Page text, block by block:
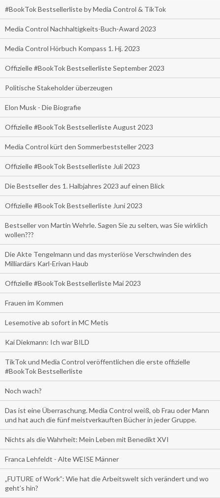
#BookTok Bestsellerliste by Media Control & TikTok
Media Control Nachhaltigkeits-Buch-Award 2023
Media Control Hörbuch Kompass 1. Hj. 2023
Offizielle #BookTok Bestsellerliste September 2023
Politische Stakeholder überzeugen
Elon Musk - Die Biografie
Offizielle #BookTok Bestsellerliste August 2023
Media Control kürt den Sommerbeststeller 2023
Offizielle #BookTok Bestsellerliste Juli 2023
Die Bestseller des 1. Halbjahres 2023 auf einen Blick
Offizielle #BookTok Bestsellerliste Juni 2023
Bestseller von Martin Wehrle. Sagen Sie zu selten, was Sie wirklich
wollen???
Die Akte Tengelmann und das mysteriöse Verschwinden des
Milliardärs Karl-Erivan Haub
Offizielle #BookTok Bestsellerliste Mai 2023
Frauen im Kommen
Lesemotive ab sofort in MC Metis
Kai Diekmann: Ich war BILD
TikTok und Media Control veröffentlichen die erste offizielle
#BookTok Bestsellerliste
Noch wach?
Das ist eine Überraschung. Media Control weiß, ob Frau oder Mann
und hat auch die fünf meistverkauften Bücher in jeder Gruppe.
Nichts als die Wahrheit: Mein Leben mit Benedikt XVI
Franca Lehfeldt - Alte WEISE Männer
„FUTURE of Work”: Wie hat die Arbeitswelt sich verändert und wo
geht’s hin?